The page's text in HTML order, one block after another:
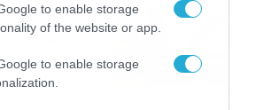
to enable storage
of the website or app.
to enable storage
Ποιοι
Χρόνια